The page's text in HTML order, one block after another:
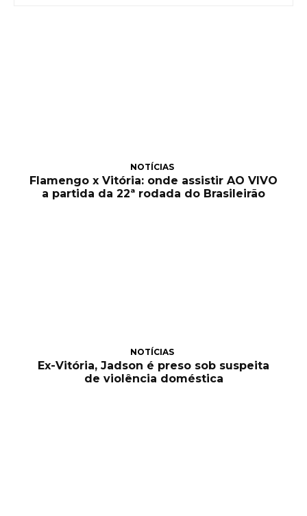
NOTÍCIAS
Flamengo x Vitória: onde assistir AO VIVO
a partida da 22ª rodada do Brasileirão
NOTÍCIAS
Ex-Vitória, Jadson é preso sob suspeita
de violência doméstica